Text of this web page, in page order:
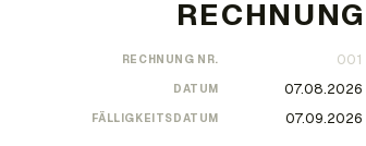
RECHNUNG NR.
DATUM
FÄLLIGKEITSDATUM